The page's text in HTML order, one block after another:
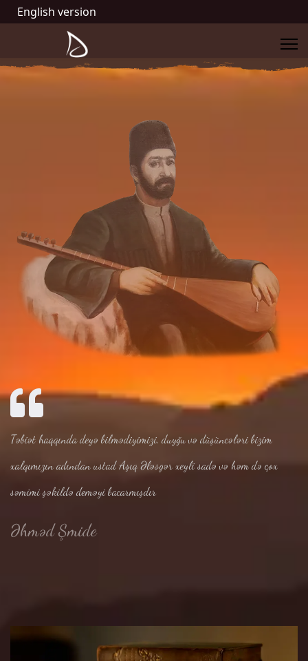
English version
Təbiət haqqında deyə bilmədiyimizi, duyğu və düşüncələri bizim
xalqımızın adından ustad Aşıq Ələsgər xeyli sadə və həm də çox
səmimi şəkildə deməyi bacarmışdır
Əhməd Şmide